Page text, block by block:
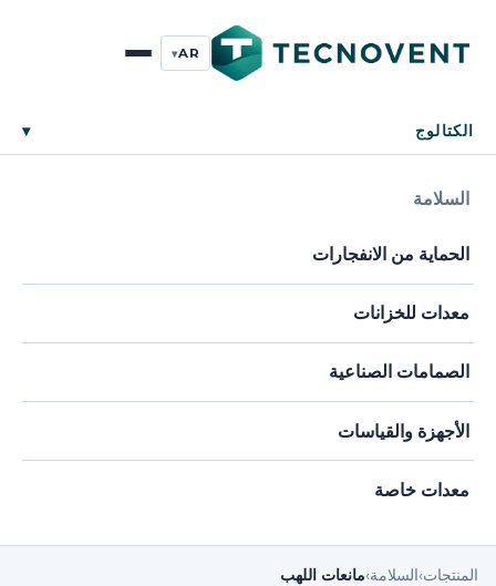
AR
▾
الكتالوج ▾
السلامة
الحماية من الانفجارات
معدات للخزانات
الصمامات الصناعية
الأجهزة والقياسات
معدات خاصة
المنتجات›السلامة›مانعات اللهب